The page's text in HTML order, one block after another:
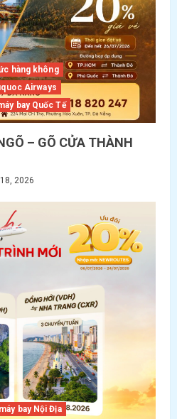
hàng không
Airways
bay Quốc Tế
– GÕ CỬA THÀNH
2026
bay Nội Địa